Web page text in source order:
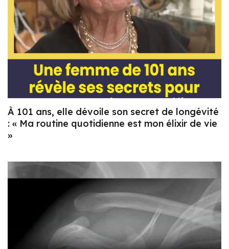
À 101 ans, elle dévoile son secret de longévité
: « Ma routine quotidienne est mon élixir de vie
»